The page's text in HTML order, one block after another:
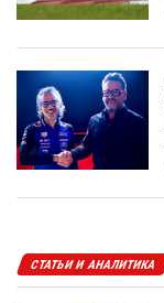
СТАТЬИ И АНАЛИТИКА